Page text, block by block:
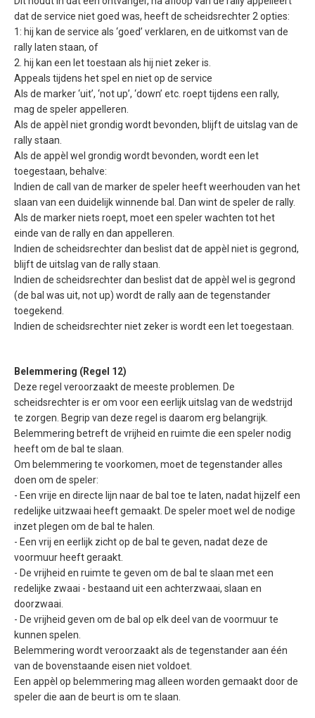
dat de service niet goed was, heeft de scheidsrechter 2 opties:
1: hij kan de service als ‘goed’ verklaren, en de uitkomst van de
rally laten staan, of
2. hij kan een let toestaan als hij niet zeker is.
Appeals tijdens het spel en niet op de service
Als de marker ‘uit’, ‘not up’, ‘down’ etc. roept tijdens een rally,
mag de speler appelleren.
Als de appèl niet grondig wordt bevonden, blijft de uitslag van de
rally staan.
Als de appèl wel grondig wordt bevonden, wordt een let
toegestaan, behalve:
Indien de call van de marker de speler heeft weerhouden van het
slaan van een duidelijk winnende bal. Dan wint de speler de rally.
Als de marker niets roept, moet een speler wachten tot het
einde van de rally en dan appelleren.
Indien de scheidsrechter dan beslist dat de appèl niet is gegrond,
blijft de uitslag van de rally staan.
Indien de scheidsrechter dan beslist dat de appèl wel is gegrond
(de bal was uit, not up) wordt de rally aan de tegenstander
toegekend.
Indien de scheidsrechter niet zeker is wordt een let toegestaan.
Belemmering (Regel 12)
Deze regel veroorzaakt de meeste problemen. De
scheidsrechter is er om voor een eerlijk uitslag van de wedstrijd
te zorgen. Begrip van deze regel is daarom erg belangrijk.
Belemmering betreft de vrijheid en ruimte die een speler nodig
heeft om de bal te slaan.
Om belemmering te voorkomen, moet de tegenstander alles
doen om de speler:
- Een vrije en directe lijn naar de bal toe te laten, nadat hijzelf een
redelijke uitzwaai heeft gemaakt. De speler moet wel de nodige
inzet plegen om de bal te halen.
- Een vrij en eerlijk zicht op de bal te geven, nadat deze de
voormuur heeft geraakt.
- De vrijheid en ruimte te geven om de bal te slaan met een
redelijke zwaai - bestaand uit een achterzwaai, slaan en
doorzwaai.
- De vrijheid geven om de bal op elk deel van de voormuur te
kunnen spelen.
Belemmering wordt veroorzaakt als de tegenstander aan één
van de bovenstaande eisen niet voldoet.
Een appèl op belemmering mag alleen worden gemaakt door de
speler die aan de beurt is om te slaan.